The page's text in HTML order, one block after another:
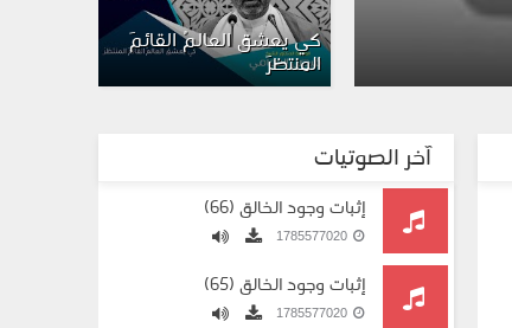
كي يعشق العالمُ القائمَ
المنتظرَ
آخر الصوتيات
إثبات وجود الخالق (66)
1785577020
إثبات وجود الخالق (65)
1785577020